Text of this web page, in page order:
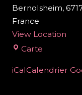
Bernolsheim,
France
View Location
CarteBrumath
iCalCalendrier